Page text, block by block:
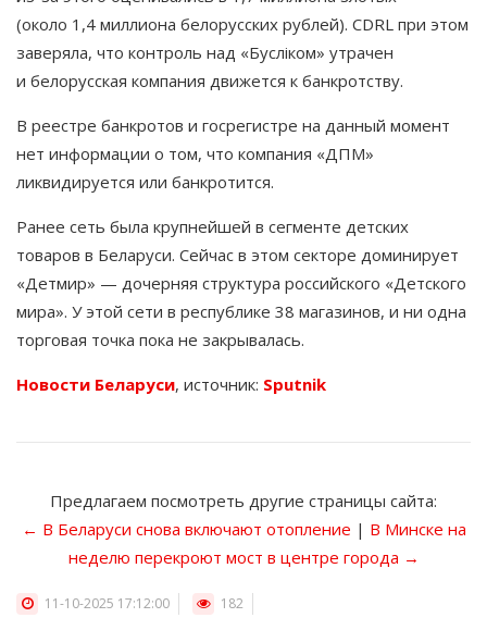
(около 1,4 миллиона белорусских рублей). CDRL при этом
заверяла, что контроль над «Буслiком» утрачен
и белорусская компания движется к банкротству.
В реестре банкротов и госрегистре на данный момент
нет информации о том, что компания «ДПМ»
ликвидируется или банкротится.
Ранее сеть была крупнейшей в сегменте детских
товаров в Беларуси. Сейчас в этом секторе доминирует
«Детмир» — дочерняя структура российского «Детского
мира». У этой сети в республике 38 магазинов, и ни одна
торговая точка пока не закрывалась.
Новости Беларуси, источник: Sputnik
Предлагаем посмотреть другие страницы сайта:
← В Беларуси снова включают отопление | В Минске на
неделю перекроют мост в центре города →
11-10-2025 17:12:00 182